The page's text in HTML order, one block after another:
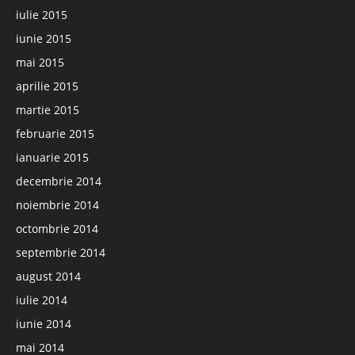
iulie 2015
iunie 2015
mai 2015
aprilie 2015
martie 2015
februarie 2015
ianuarie 2015
decembrie 2014
noiembrie 2014
octombrie 2014
septembrie 2014
august 2014
iulie 2014
iunie 2014
mai 2014